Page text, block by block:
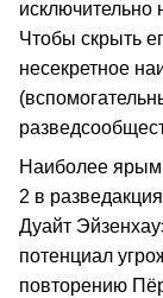
исключительно
Чтобы скрыть
несекретное
Наиболее ярым
2 в
Дуайт
потенциал
повторению